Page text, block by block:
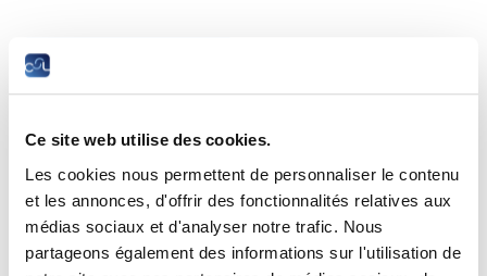
Ce site web utilise des cookies.
Les cookies nous permettent de personnaliser le contenu
et les annonces, d'offrir des fonctionnalités relatives aux
médias sociaux et d'analyser notre trafic. Nous
partageons également des informations sur l'utilisation de
Quand peut intervenir un arbitrage ?
En cas de constat de non-conciliation devant l’ONC, chaque
groupe de la commission paritaire peut saisir, dans les
2 semaines, le ministre du Travail en vue de la désignation
d’un arbitre.